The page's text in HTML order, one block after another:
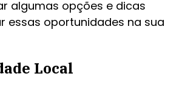
algumas opções e dicas
essas oportunidades na sua
Local